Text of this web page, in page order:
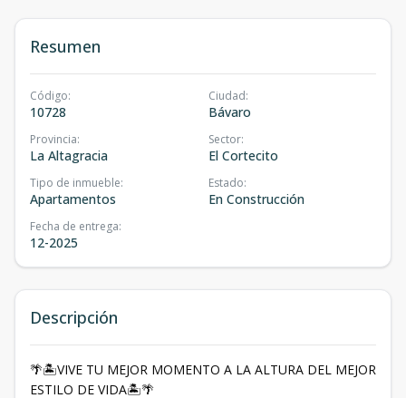
Resumen
Código:
10728
Ciudad:
Bávaro
Provincia:
La Altagracia
Sector:
El Cortecito
Tipo de inmueble:
Apartamentos
Estado:
En Construcción
Fecha de entrega:
12-2025
Descripción
🌴🏝VIVE TU MEJOR MOMENTO A LA ALTURA DEL MEJOR
ESTILO DE VIDA🏝🌴